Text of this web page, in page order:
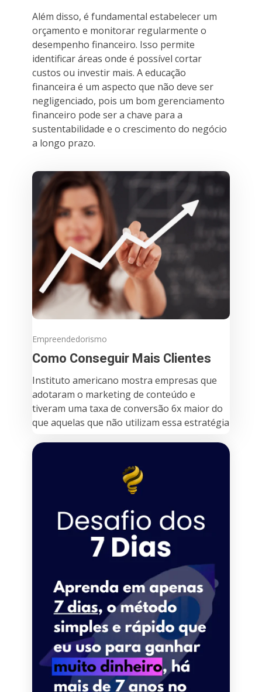
Além disso, é fundamental estabelecer um
orçamento e monitorar regularmente o
desempenho financeiro. Isso permite
identificar áreas onde é possível cortar
custos ou investir mais. A educação
financeira é um aspecto que não deve ser
negligenciado, pois um bom gerenciamento
financeiro pode ser a chave para a
sustentabilidade e o crescimento do negócio
a longo prazo.
Empreendedorismo
Como Conseguir Mais Clientes
Instituto americano mostra empresas que
adotaram o marketing de conteúdo e
tiveram uma taxa de conversão 6x maior do
que aquelas que não utilizam essa estratégia